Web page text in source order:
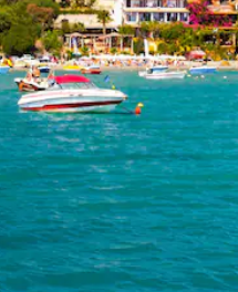
na chini au uchunguze kwa